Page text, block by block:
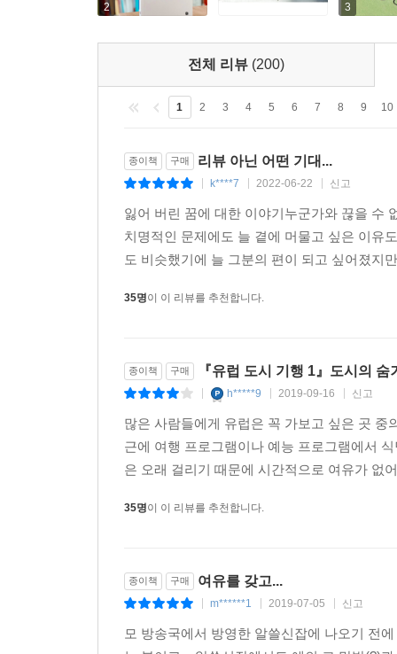
프라하의 탄생
구시가의 성과 속
프라하의 핫스팟 카렐교
광장의 얀 팔라흐
프라하성
카프카와 달리보르
페트르진 전망탑
댄싱하우스, 큐비즘 박물관
가해자의 상처
엘베계곡의 길
사랑의 성모교회
부활의 서사
사회주의 건축양식
역사적 구시가
알록달록공화국
드레스덴의 음식
작은데도 큰 도시
2 3
전체 리뷰 (200)
1 2 3 4 5 6 7 8 9 10
종이책 구매 리뷰 아닌 어떤 기대...
k****7 2022-06-22 신고
잃어 버린 꿈에 대한 이야기누군가와 끊을 수
치명적인 문제에도 늘 곁에 머물고 싶은 이유
도 비슷했기에 늘 그분의 편이 되고 싶어졌지
35명이 이 리뷰를 추천합니다.
종이책 구매 『유럽 도시 기행 1』도시의
h*****9 2019-09-16 신고
많은 사람들에게 유럽은 꼭 가보고 싶은 곳
근에 여행 프로그램이나 예능 프로그램에서
은 오래 걸리기 때문에 시간적으로 여유가 없
35명이 이 리뷰를 추천합니다.
종이책 구매 여유를 갖고...
m******1 2019-07-05 신고
모 방송국에서 방영한 알쓸신잡에 나오기 전